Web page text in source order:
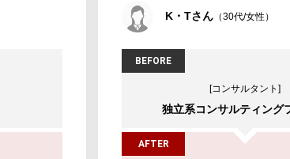
K・Tさん （30代/女性）
BEFORE
[コンサルタント]
独立系コンサルティング
AFTER